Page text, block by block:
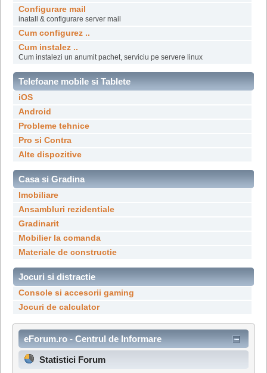
Configurare mail
inatall & configurare server mail
Cum configurez ..
Cum instalez ..
Cum instalezi un anumit pachet, serviciu pe servere linux
Telefoane mobile si Tablete
iOS
Android
Probleme tehnice
Pro si Contra
Alte dispozitive
Casa si Gradina
Imobiliare
Ansambluri rezidentiale
Gradinarit
Mobilier la comanda
Materiale de constructie
Jocuri si distractie
Console si accesorii gaming
Jocuri de calculator
eForum.ro - Centrul de Informare
Statistici Forum